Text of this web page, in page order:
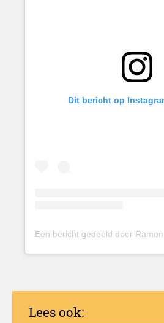
Dit bericht op